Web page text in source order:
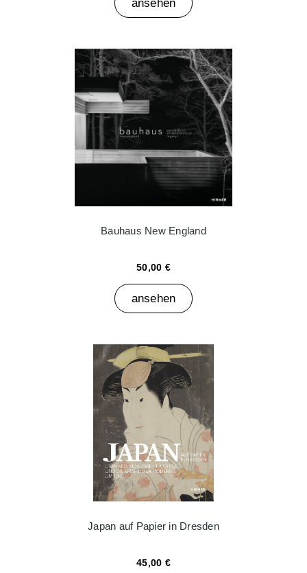
ansehen
Bauhaus New England
50,00 €
ansehen
Japan auf Papier in Dresden
45,00 €